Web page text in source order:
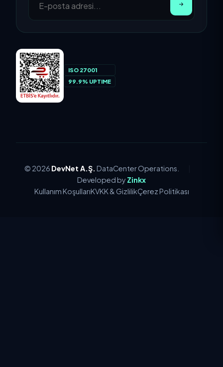
ISO 27001
99.9% UPTIME
© 2026 DevNet A.Ş. DataCenter Operations.
Developed by Zinkx
Kullanım KoşullarıKVKK & GizlilikÇerez Politikası